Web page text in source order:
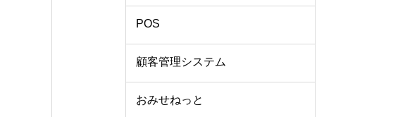
POS
顧客管理システム
おみせねっと